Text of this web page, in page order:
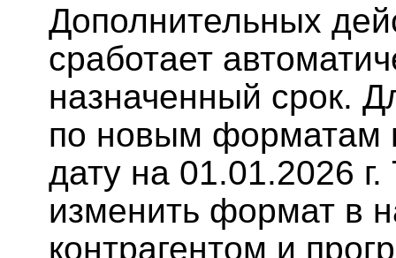
Дополнительных
сработает
назначенный срок.
по новым форматам
дату на 01.01.2026
изменить формат в
контрагентом и